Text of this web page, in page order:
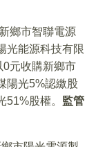
鄉市智聯電源
光能源科技有限
0元收購新鄉市
陽光5%認繳股
股權。 監管